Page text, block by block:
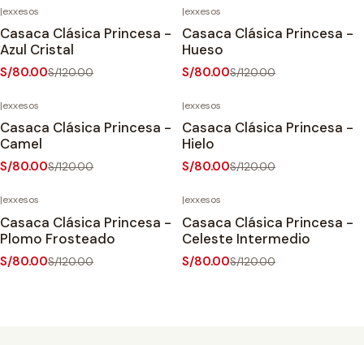
|exxesos
Casaca Clásica Princesa -
Azul Cristal
S/80.00S/120.00
|exxesos
Casaca Clásica Princesa -
Hueso
S/80.00S/120.00
|exxesos
Casaca Clásica Princesa -
Camel
S/80.00S/120.00
|exxesos
Casaca Clásica Princesa -
Hielo
S/80.00S/120.00
|exxesos
Casaca Clásica Princesa -
Plomo Frosteado
S/80.00S/120.00
|exxesos
Casaca Clásica Princesa -
Celeste Intermedio
S/80.00S/120.00